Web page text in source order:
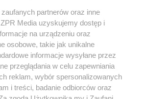
w serwisie nie może być powielany i
rozpowszechniany w jakikolwiek sposób
lub mechaniczny) na jakimkolwiek polu
formie, włącznie z umieszczaniem w
zgody właściciela praw. Jakiekolwiek użycie
w całości lub w części z naruszeniem
zgody, jest zabronione pod groźbą kary i
partnerów oraz inne
Media uzyskujemy dostęp i
na urządzeniu oraz
osobowe, takie jak unikalne
informacje wysyłane przez
przeglądania w celu zapewniania
reklam, wybór spersonalizowanych
i treści, badanie odbiorców oraz